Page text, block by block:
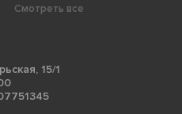
Смотреть все
15/1